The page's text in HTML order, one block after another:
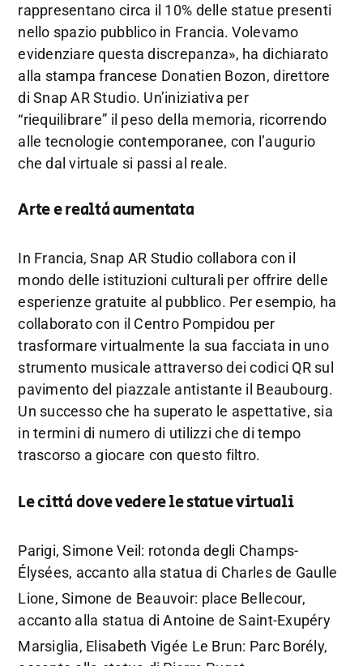
rappresentano circa il 10% delle statue presenti
nello spazio pubblico in Francia. Volevamo
evidenziare questa discrepanza», ha dichiarato
alla stampa francese Donatien Bozon, direttore
di Snap AR Studio. Un’iniziativa per
“riequilibrare” il peso della memoria, ricorrendo
alle tecnologie contemporanee, con l’augurio
che dal virtuale si passi al reale.
Arte e realtà aumentata
In Francia, Snap AR Studio collabora con il
mondo delle istituzioni culturali per offrire delle
esperienze gratuite al pubblico. Per esempio, ha
collaborato con il Centro Pompidou per
trasformare virtualmente la sua facciata in uno
strumento musicale attraverso dei codici QR sul
pavimento del piazzale antistante il Beaubourg.
Un successo che ha superato le aspettative, sia
in termini di numero di utilizzi che di tempo
trascorso a giocare con questo filtro.
Le città dove vedere le statue virtuali
Parigi, Simone Veil: rotonda degli Champs-
Élysées, accanto alla statua di Charles de Gaulle
Lione, Simone de Beauvoir: place Bellecour,
accanto alla statua di Antoine de Saint-Exupéry
Marsiglia, Elisabeth Vigée Le Brun: Parc Borély,